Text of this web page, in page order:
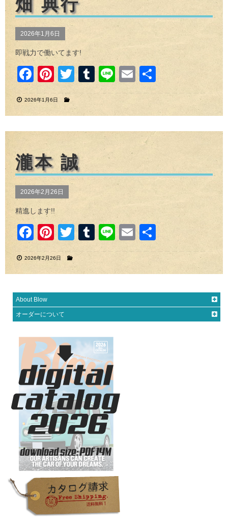
o
k
畑 典行
2026年1月6日
即戦力で働いてます!
F
a
c
o
o
k
Pi
nt
er
T
wi
tt
T
u
Li
n
E
m
有
2026年1月6日
瀧本 誠
2026年2月26日
精進します!!
F
a
c
b
o
k
Pi
nt
er
st
T
wi
tt
T
u
r
Li
n
E
m
有
2026年2月26日
About Blow
オーダーについて